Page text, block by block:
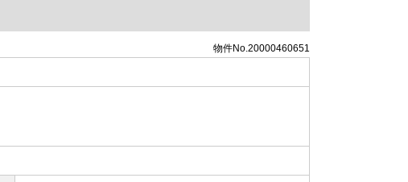
物件No.20000460651